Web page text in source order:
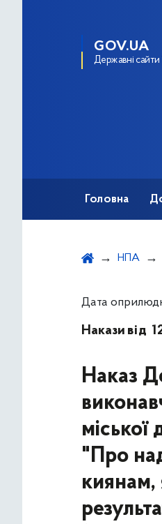
GOV.UA
Державні сайти
Головна
НПА
Дата
Накази від
Наказ
"Про
киянам,